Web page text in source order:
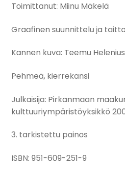
Toimittanut: Miinu Mäkelä
Graafinen suunnittelu ja
Kannen kuva: Teemu Helenius
Pehmeä, kierrekansi
Julkaisija: Pirkanmaan
kulttuuriympäristöyksikkö
3. tarkistettu painos
ISBN: 951-609-251-9